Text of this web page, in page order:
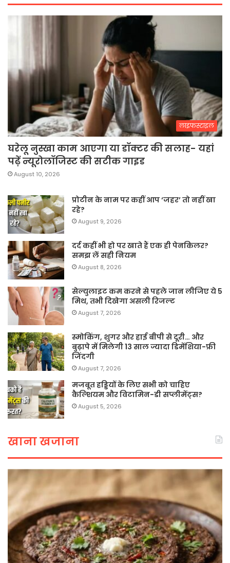
लाइफस्टाइल
घरेलू नुस्खा काम आएगा या डॉक्टर की सलाह- यहां
पढ़ें न्यूरोलॉजिस्ट की सटीक गाइड
August 10, 2026
प्रोटीन के नाम पर कहीं आप ‘जहर’ तो नहीं खा
रहे?
August 9, 2026
दर्द कहीं भी हो पर खाते हैं एक ही पेनकिलर?
समझ लें सही नियम
August 8, 2026
सेल्युलाइट कम करने से पहले जान लीजिए ये 5
मिथ, तभी दिखेगा असली रिजल्ट
August 7, 2026
स्मोकिंग, शुगर और हाई बीपी से दूरी… और
बुढ़ापे में मिलेगी 13 साल ज्यादा डिमेंशिया-फ्री
जिंदगी
August 7, 2026
मजबूत हड्डियों के लिए सभी को चाहिए
कैल्शियम और विटामिन-डी सप्लीमेंट्स?
August 5, 2026
खाना खजाना